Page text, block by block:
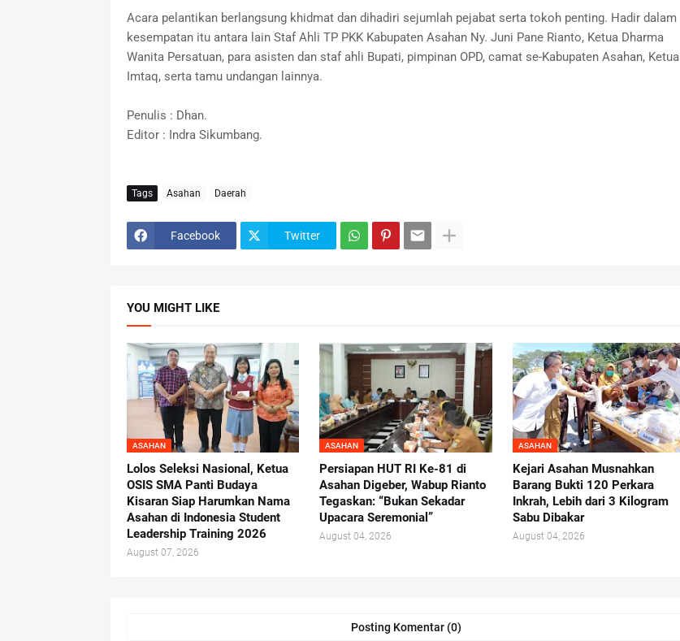
Acara pelantikan berlangsung khidmat dan dihadiri sejumlah pejabat serta tokoh penting. Hadir dalam
kesempatan itu antara lain Staf Ahli TP PKK Kabupaten Asahan Ny. Juni Pane Rianto, Ketua Dharma
Wanita Persatuan, para asisten dan staf ahli Bupati, pimpinan OPD, camat se-Kabupaten Asahan, Ketua
Imtaq, serta tamu undangan lainnya.
Penulis : Dhan.
Editor : Indra Sikumbang.
Tags Asahan Daerah
Facebook Twitter
YOU MIGHT LIKE
ASAHAN
Lolos Seleksi Nasional, Ketua
OSIS SMA Panti Budaya
Kisaran Siap Harumkan Nama
Asahan di Indonesia Student
Leadership Training 2026
August 07, 2026
ASAHAN
Persiapan HUT RI Ke-81 di
Asahan Digeber, Wabup Rianto
Tegaskan: “Bukan Sekadar
Upacara Seremonial”
August 04, 2026
ASAHAN
Kejari Asahan Musnahkan
Barang Bukti 120 Perkara
Inkrah, Lebih dari 3 Kilogram
Sabu Dibakar
August 04, 2026
Posting Komentar (0)